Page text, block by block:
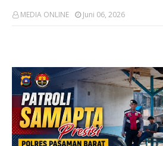
MEDIA ONLINE Juni 06, 2026